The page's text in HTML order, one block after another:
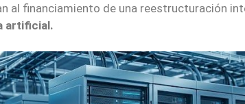
al financiamiento de una reestructuración
artificial.